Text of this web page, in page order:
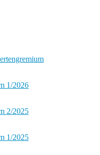
1/2026
2/2025
1/2025